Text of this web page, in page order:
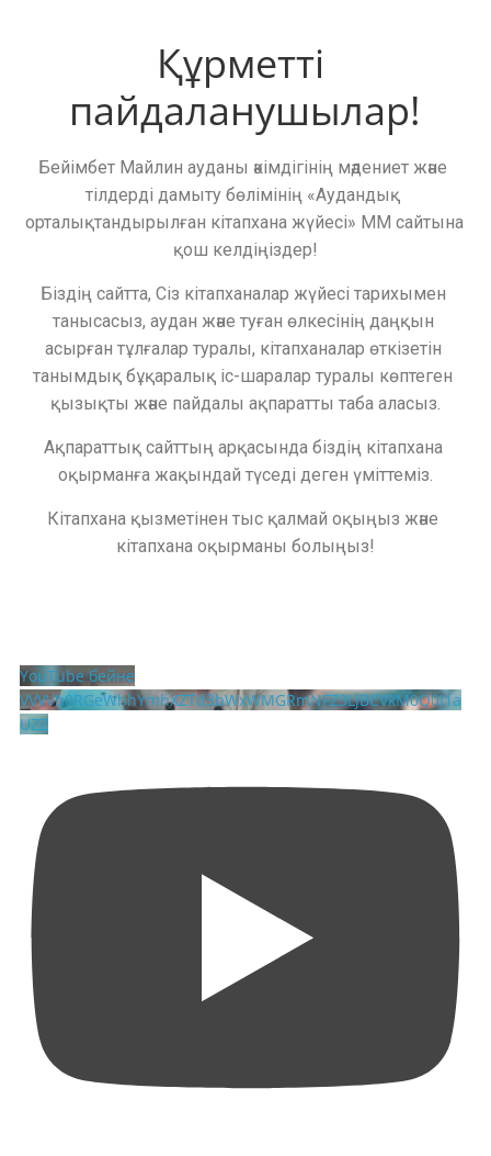
Құрметті
пайдаланушылар!
Бейімбет Майлин ауданы әкімдігінің мәдениет және
тілдерді дамыту бөлімінің «Аудандық
орталықтандырылған кітапхана жүйесі» ММ сайтына
қош келдіңіздер!
Біздің сайтта, Сіз кітапханалар жүйесі тарихымен
танысасыз, аудан және туған өлкесінің даңқын
асырған тұлғалар туралы, кітапханалар өткізетін
танымдық бұқаралық іс-шаралар туралы көптеген
қызықты және пайдалы ақпаратты таба аласыз.
Ақпараттық сайттың арқасында біздің кітапхана
оқырманға жақындай түседі деген үміттеміз.
Кітапхана қызметінен тыс қалмай оқыңыз және
кітапхана оқырманы болыңыз!
YouTube бейне
VVVVb0RGeWhhYmhXZTd3bWxWMGRmNFZ3LjBCVkM0Q0I1a
UZZ